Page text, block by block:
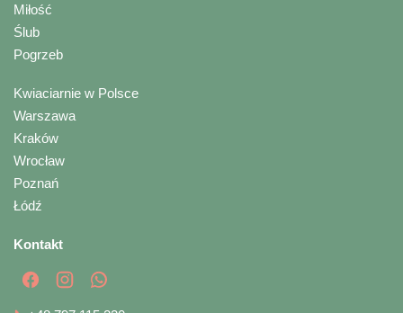
Miłość
Ślub
Pogrzeb
Kwiaciarnie w Polsce
Warszawa
Kraków
Wrocław
Poznań
Łódź
Kontakt